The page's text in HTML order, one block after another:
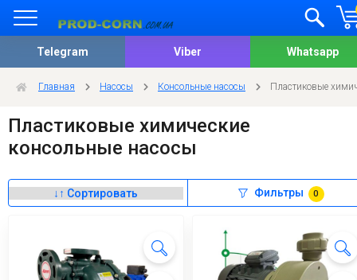
Telegram Viber Whatsapp
Главная Насосы Консольные насосы Пластиковые
Пластиковые химические
консольные насосы
Фильтры 0